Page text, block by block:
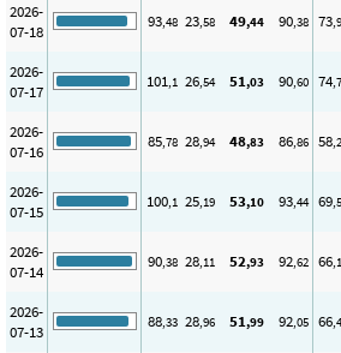
2026-
07-18
93,48 23,58 49,44 90,38 73
2026-
07-17
101,1 26,54 51,03 90,60 74
2026-
07-16
85,78 28,94 48,83 86,86 58
2026-
07-15
100,1 25,19 53,10 93,44 69
2026-
07-14
90,38 28,11 52,93 92,62 66
2026-
07-13
88,33 28,96 51,99 92,05 66